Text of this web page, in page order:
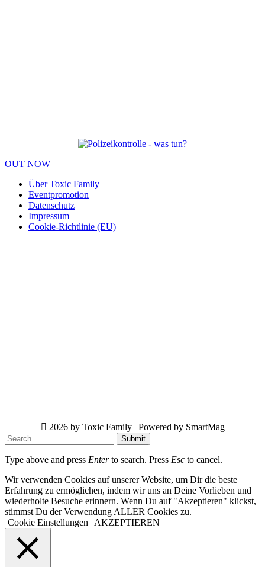
OUT NOW
Über Toxic Family
Eventpromotion
Datenschutz
Impressum
Cookie-Richtlinie (EU)
2026 by Toxic Family | Powered by SmartMag
Submit
Type above and press Enterto search. Press Esc to cancel.
Wir verwenden Cookies auf unserer Website, um Dir die beste
Erfahrung zu ermöglichen, indem wir uns an Deine Vorlieben und
wiederholte Besuche erinnern. Wenn Du auf "Akzeptieren" klickst,
stimmst Du der Verwendung ALLER Cookies zu.
Cookie Einstellungen
AKZEPTIEREN